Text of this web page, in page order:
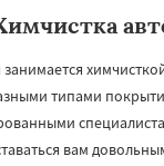
типами
вам